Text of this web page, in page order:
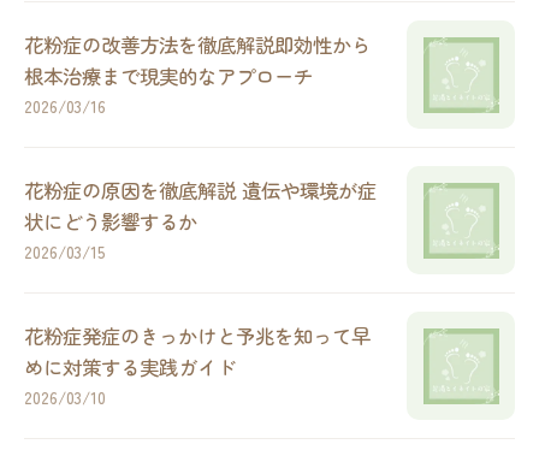
花粉症の改善方法を徹底解説即効性から
根本治療まで現実的なアプローチ
2026/03/16
花粉症の原因を徹底解説 遺伝や環境が症
状にどう影響するか
2026/03/15
花粉症発症のきっかけと予兆を知って早
めに対策する実践ガイド
2026/03/10